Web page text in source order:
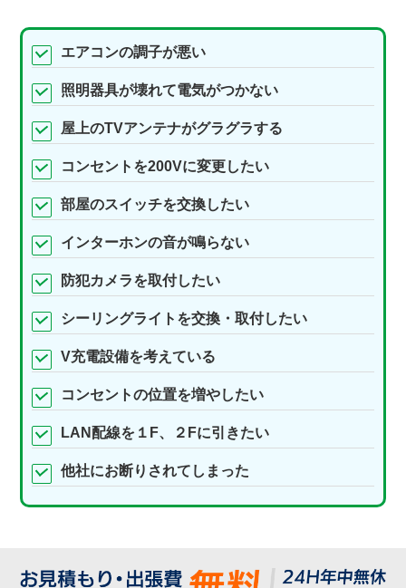
エアコンの調子が悪い
照明器具が壊れて電気がつかない
屋上のTVアンテナがグラグラする
コンセントを200Vに変更したい
部屋のスイッチを交換したい
インターホンの音が鳴らない
防犯カメラを取付したい
シーリングライトを交換・取付したい
V充電設備を考えている
コンセントの位置を増やしたい
LAN配線を１F、２Fに引きたい
他社にお断りされてしまった